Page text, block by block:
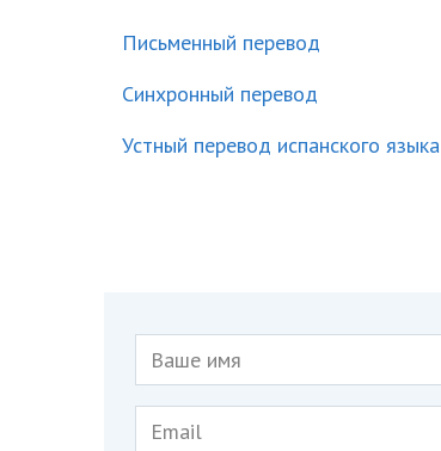
Письменный перевод
Синхронный перевод
Устный перевод испанского языка